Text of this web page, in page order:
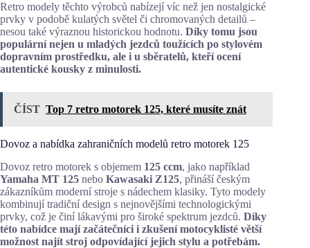
Retro modely těchto výrobců nabízejí víc než jen nostalgické
prvky v podobě kulatých světel či chromovaných detailů –
nesou také výraznou historickou hodnotu. Díky tomu jsou
populární nejen u mladých jezdců toužících po stylovém
dopravním prostředku, ale i u sběratelů, kteří ocení
autentické kousky z minulosti.
ČÍST Top 7 retro motorek 125, které musíte znát
Dovoz a nabídka zahraničních modelů retro motorek 125
Dovoz retro motorek s objemem 125 ccm, jako například
Yamaha MT 125 nebo Kawasaki Z125, přináší českým
zákazníkům moderní stroje s nádechem klasiky. Tyto modely
kombinují tradiční design s nejnovějšími technologickými
prvky, což je činí lákavými pro široké spektrum jezdců. Díky
této nabídce mají začátečníci i zkušení motocyklisté větší
možnost najít stroj odpovídající jejich stylu a potřebám.